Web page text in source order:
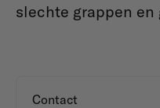
slechte grappen en
Contact